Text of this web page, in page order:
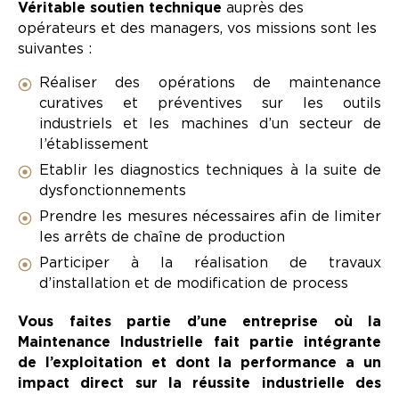
Véritable soutien technique auprès des
opérateurs et des managers, vos missions sont les
suivantes :
Réaliser des opérations de maintenance
curatives et préventives sur les outils
industriels et les machines d’un secteur de
l’établissement
Etablir les diagnostics techniques à la suite de
dysfonctionnements
Prendre les mesures nécessaires afin de limiter
les arrêts de chaîne de production
Participer à la réalisation de travaux
d’installation et de modification de process
Vous faites partie d’une entreprise où la
Maintenance Industrielle fait partie intégrante
de l’exploitation et dont la performance a un
impact direct sur la réussite industrielle des